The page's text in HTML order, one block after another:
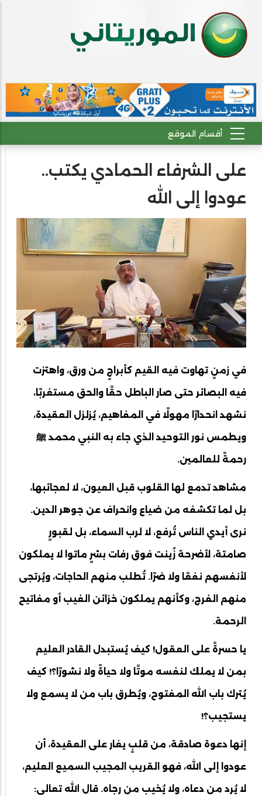
على الشرفاء الحمادي يكتب..
عودوا إلى الله
في زمنٍ تهاوت فيه القيم كأبراجٍ من ورق، واهتزت
فيه البصائر حتى صار الباطل حقًا والحق مستغربًا،
نشهد انحدارًا مهولًا في المفاهيم، يُزلزل العقيدة،
ويطمس نور التوحيد الذي جاء به النبي محمد ﷺ
رحمةً للعالمين.
مشاهد تدمع لها القلوب قبل العيون، لا لعجائبها،
بل لما تكشفه من ضياع وانحراف عن جوهر الدين.
نرى أيدي الناس تُرفع، لا لرب السماء، بل لقبورٍ
صامتة، لأضرحة زُينت فوق رفات بشرٍ ماتوا لا يملكون
لأنفسهم نفعًا ولا ضرًا. تُطلب منهم الحاجات، ويُرتجى
منهم الفرج، وكأنهم يملكون خزائن الغيب أو مفاتيح
الرحمة.
يا حسرةً على العقول! كيف يُستبدل القادر العليم
بمن لا يملك لنفسه موتًا ولا حياةً ولا نشورًا؟! كيف
يُترك باب الله المفتوح، ويُطرق باب من لا يسمع ولا
يستجيب؟!
إنها دعوة صادقة، من قلبٍ يغار على العقيدة، أن
عودوا إلى الله، فهو القريب المجيب السميع العليم،
لا يُرد من دعاه، ولا يُخيب من رجاه. قال الله تعالى: